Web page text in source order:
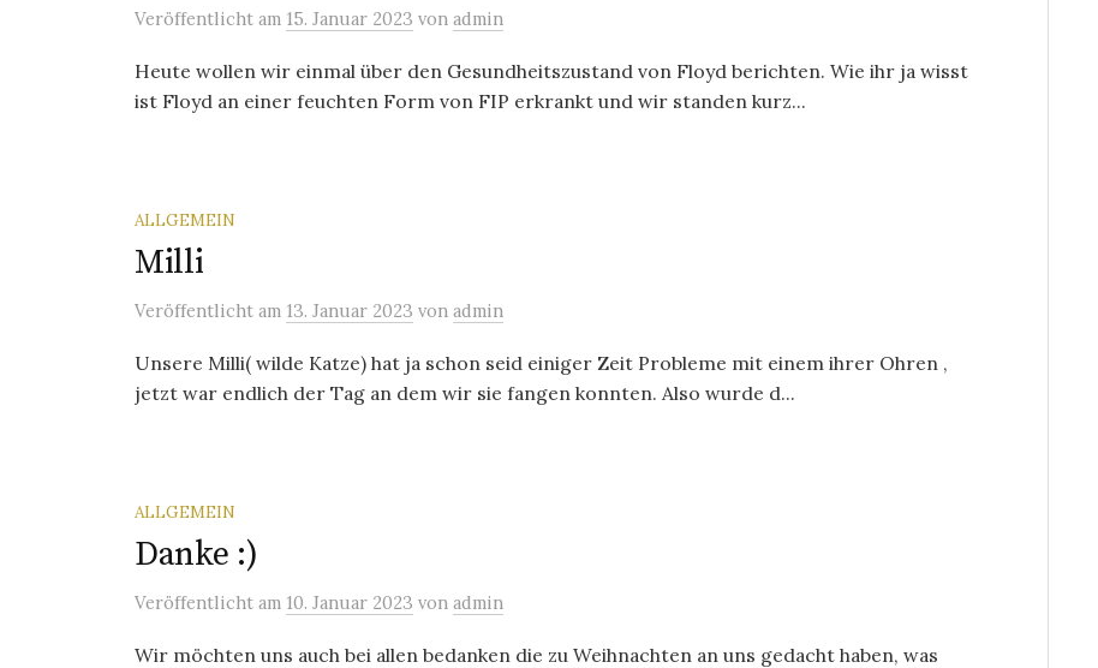
Veröffentlicht am 15. Januar 2023 von admin
Heute wollen wir einmal über den Gesundheitszustand von Floyd berichten. Wie ihr ja wisst
ist Floyd an einer feuchten Form von FIP erkrankt und wir standen kurz...
ALLGEMEIN
Milli
Veröffentlicht am 13. Januar 2023 von admin
Unsere Milli( wilde Katze) hat ja schon seid einiger Zeit Probleme mit einem ihrer Ohren ,
jetzt war endlich der Tag an dem wir sie fangen konnten. Also wurde d...
ALLGEMEIN
Danke :)
Veröffentlicht am 10. Januar 2023 von admin
Wir möchten uns auch bei allen bedanken die zu Weihnachten an uns gedacht haben, was